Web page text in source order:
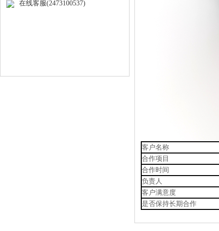
在线客服(2473100537)
客户名称
合作项目
合作时间
负责人
客户满意度
是否保持长期合作